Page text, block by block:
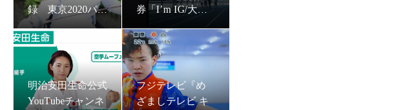
フジテレビ『めざましテレビ キラビト』にセパタクローチーム・SC TOKYOの岡本慧悟・
出演！
録 東京2020パラ
リンピック」に車
いすフェンシン
グ・河合紫乃選手
が出演
券「I’m IG/大迫
ラインスケー
ト・戸取大樹,ウ
ルトラランナー
みゃこ、薬剤師
ランナーなっち
明治安田生命公式
YouTubeチャンネ
フジテレビ『め
ざましテレビ キ